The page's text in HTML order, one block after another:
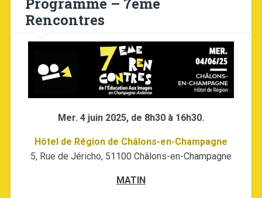
Rencontres
Mer. 4 juin 2025, de 8h30 à 16h30.
Hôtel de Région de Châlons-en-Champagne
5, Rue de Jéricho, 51100 Châlons-en-Champagne
MATIN